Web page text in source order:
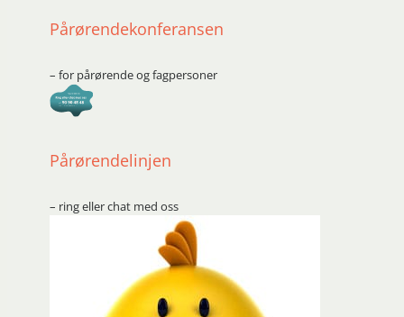
Pårørendekonferansen
– for pårørende og fagpersoner
Pårørendelinjen
– ring eller chat med oss